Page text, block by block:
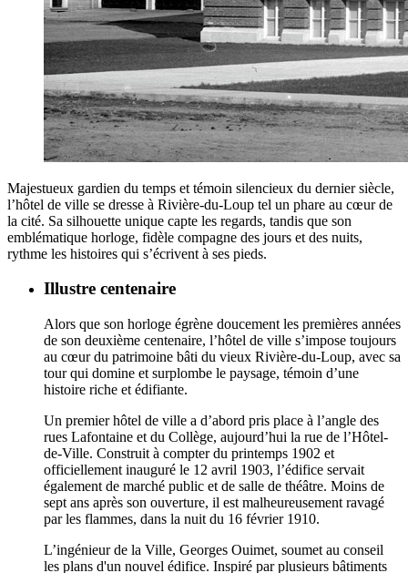
Majestueux gardien du temps et témoin silencieux du dernier siècle,
l’hôtel de ville se dresse à Rivière-du-Loup tel un phare au cœur de
la cité. Sa silhouette unique capte les regards, tandis que son
emblématique horloge, fidèle compagne des jours et des nuits,
rythme les histoires qui s’écrivent à ses pieds.
Illustre centenaire
Alors que son horloge égrène doucement les premières années
de son deuxième centenaire, l’hôtel de ville s’impose toujours
au cœur du patrimoine bâti du vieux Rivière-du-Loup, avec sa
tour qui domine et surplombe le paysage, témoin d’une
histoire riche et édifiante.
Un premier hôtel de ville a d’abord pris place à l’angle des
rues Lafontaine et du Collège, aujourd’hui la rue de l’Hôtel-
de-Ville. Construit à compter du printemps 1902 et
officiellement inauguré le 12 avril 1903, l’édifice servait
également de marché public et de salle de théâtre. Moins de
sept ans après son ouverture, il est malheureusement ravagé
par les flammes, dans la nuit du 16 février 1910.
L’ingénieur de la Ville, Georges Ouimet, soumet au conseil
les plans d'un nouvel édifice. Inspiré par plusieurs bâtiments